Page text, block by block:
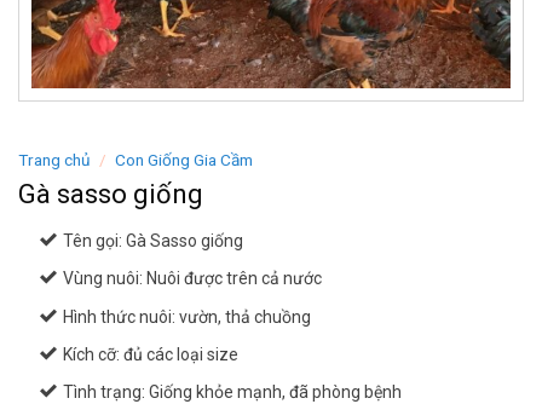
Trang chủ / Con Giống Gia Cầm
Gà sasso giống
Tên gọi: Gà Sasso giống
Vùng nuôi: Nuôi được trên cả nước
Hình thức nuôi: vườn, thả chuồng
Kích cỡ: đủ các loại size
Tình trạng: Giống khỏe mạnh, đã phòng bệnh